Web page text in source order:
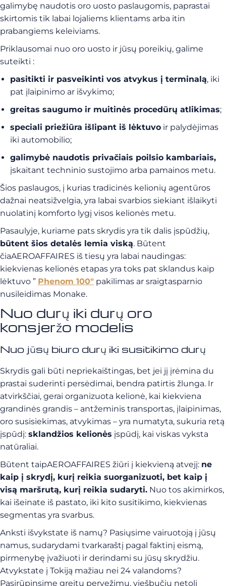
galimybę naudotis oro uosto paslaugomis, paprastai
skirtomis tik labai lojaliems klientams arba itin
prabangiems keleiviams.
Priklausomai nuo oro uosto ir jūsų poreikių, galime
suteikti :
pasitikti ir pasveikinti vos atvykus į terminalą, iki
pat įlaipinimo ar išvykimo;
greitas saugumo ir muitinės procedūrų atlikimas;
speciali priežiūra išlipant iš lėktuvo ir palydėjimas
iki automobilio;
galimybė naudotis privačiais poilsio kambariais,
įskaitant techninio sustojimo arba pamainos metu.
Šios paslaugos, į kurias tradicinės kelionių agentūros
dažnai neatsižvelgia, yra labai svarbios siekiant išlaikyti
nuolatinį komforto lygį visos kelionės metu.
Pasaulyje, kuriame pats skrydis yra tik dalis įspūdžių,
būtent šios detalės lemia viską. Būtent
čiaAEROAFFAIRES iš tiesų yra labai naudingas:
kiekvienas kelionės etapas yra toks pat sklandus kaip
lėktuvo ” Phenom 100″ pakilimas ar sraigtasparnio
nusileidimas Monake.
Nuo durų iki durų oro
konsjeržo modelis
Nuo jūsų biuro durų iki susitikimo durų
Skrydis gali būti nepriekaištingas, bet jei jį įrėmina du
prastai suderinti persėdimai, bendra patirtis žlunga. Ir
atvirkščiai, gerai organizuota kelionė, kai kiekviena
grandinės grandis – antžeminis transportas, įlaipinimas,
oro susisiekimas, atvykimas – yra numatyta, sukuria retą
įspūdį: sklandžios kelionės įspūdį, kai viskas vyksta
natūraliai.
Būtent taipAEROAFFAIRES žiūri į kiekvieną atvejį: ne
kaip į skrydį, kurį reikia suorganizuoti, bet kaip į
visą maršrutą, kurį reikia sudaryti. Nuo tos akimirkos,
kai išeinate iš pastato, iki kito susitikimo, kiekvienas
segmentas yra svarbus.
Anksti išvykstate iš namų? Pasiųsime vairuotoją į jūsų
namus, sudarydami tvarkaraštį pagal faktinį eismą,
pirmenybę įvažiuoti ir derindami su jūsų skrydžiu.
Atvykstate į Tokiją mažiau nei 24 valandoms?
Pasirūpinsime greitu pervežimu, viešbučiu netoli